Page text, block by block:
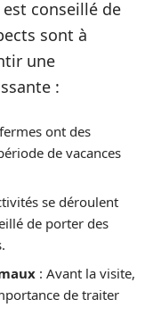
conseillé de
sont à
une
:
ont des
de vacances
se déroulent
de porter des
: Avant la visite,
de traiter